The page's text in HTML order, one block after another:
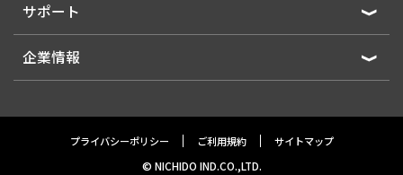
サポート
企業情報
プライバシーポリシー ご利用規約 サイトマップ
© NICHIDO IND.CO.,LTD.